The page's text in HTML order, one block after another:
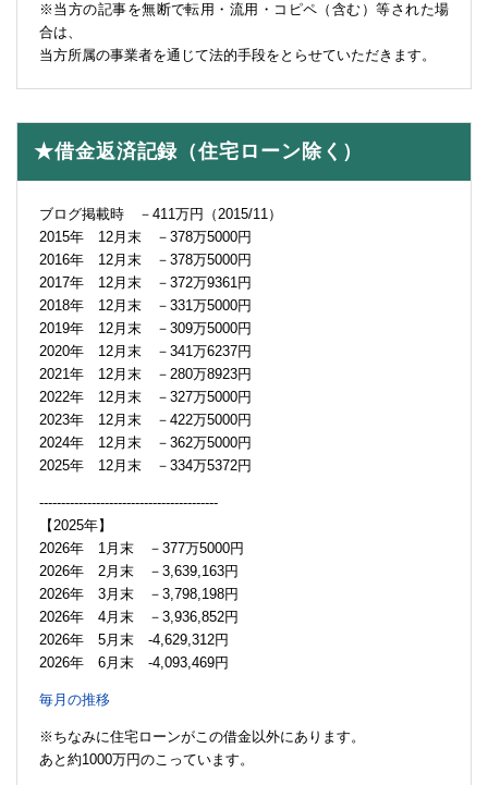
※当方の記事を無断で転用・流用・コピペ（含む）等された場
合は、
当方所属の事業者を通じて法的手段をとらせていただきます。
★借金返済記録（住宅ローン除く）
ブログ掲載時 －411万円（2015/11）
2015年 12月末 －378万5000円
2016年 12月末 －378万5000円
2017年 12月末 －372万9361円
2018年 12月末 －331万5000円
2019年 12月末 －309万5000円
2020年 12月末 －341万6237円
2021年 12月末 －280万8923円
2022年 12月末 －327万5000円
2023年 12月末 －422万5000円
2024年 12月末 －362万5000円
2025年 12月末 －334万5372円
-----------------------------------------
【2025年】
2026年 1月末 －377万5000円
2026年 2月末 －3,639,163円
2026年 3月末 －3,798,198円
2026年 4月末 －3,936,852円
2026年 5月末 -4,629,312円
2026年 6月末 -4,093,469円
毎月の推移
※ちなみに住宅ローンがこの借金以外にあります。
あと約1000万円のこっています。